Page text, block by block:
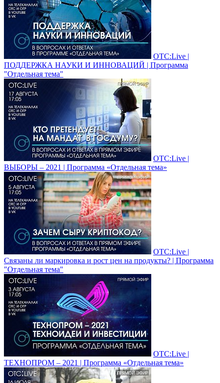
ОТС:Live |
ПОДДЕРЖКА НАУКИ И ИННОВАЦИЙ | Программа
"Отдельная тема"
ОТС:Live |
ВЫБОРЫ – 2021 | Программа «Отдельная тема»
ОТС:Live |
Связаны ли маркировка и рост цен на продукты? | Программа
"Отдельная тема"
ОТС:Live |
ТЕХНОПРОМ – 2021 | Программа «Отдельная тема»